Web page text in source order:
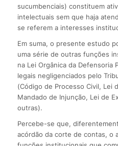
sucumbenciais) constituem
intelectuais sem que haja
se referem a interesses
Em suma, o presente estudo
uma série de outras funções
na Lei Orgânica da Defensoria
legais negligenciados pelo
(Código de Processo Civil, Lei
Mandado de Injunção, Lei de
outras).
Percebe-se que,
acórdão da corte de contas, o